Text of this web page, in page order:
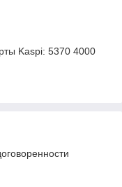
Kaspi: 5370 4000